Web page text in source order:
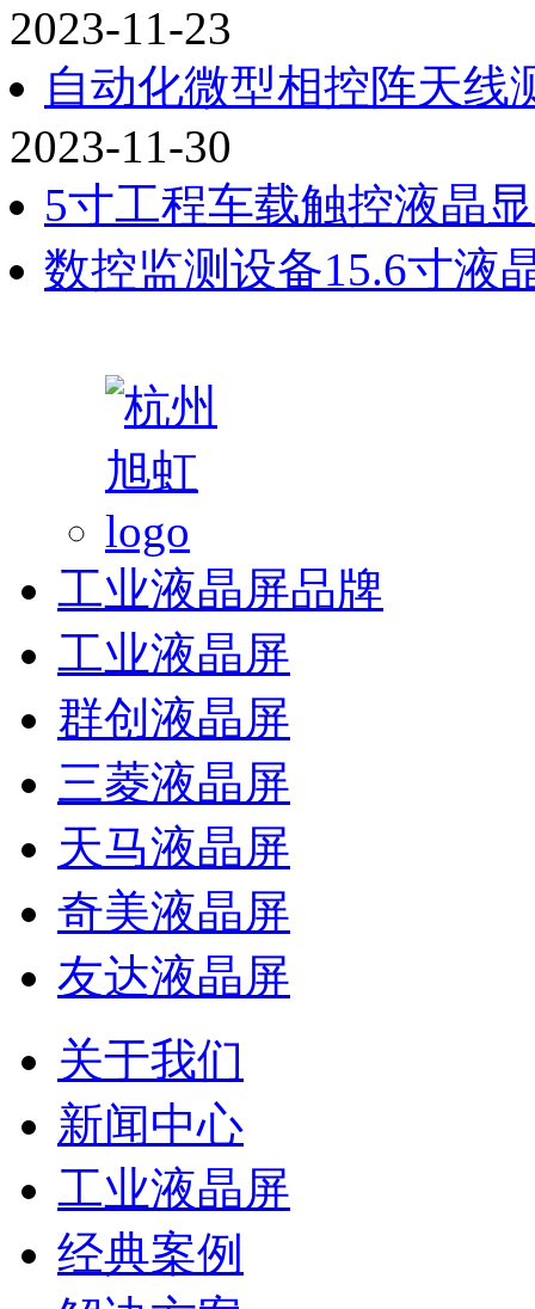
2023-11-23
自动化微型相控阵天线
2023-11-30
5寸工程车载触控液晶
数控监测设备15.6寸液
工业液晶屏品牌
工业液晶屏
群创液晶屏
三菱液晶屏
天马液晶屏
奇美液晶屏
友达液晶屏
关于我们
新闻中心
工业液晶屏
经典案例